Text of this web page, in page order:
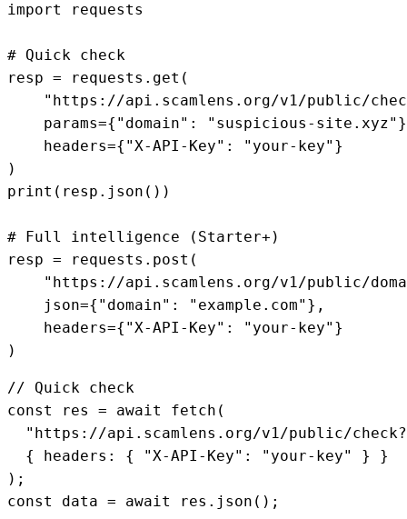
import requests
# Quick check
resp = requests.get(
"https://api.scamlens.org/v1/public/
    params={
"domain" : "suspicious-site.xyz"
    headers={
"X-API-Key" : "your-key" }
print (resp.json())
# Full intelligence (Starter+)
resp = requests.post(
"https://api.scamlens.org/v1/public/
    json={
"domain" : "example.com" },
    headers={
"X-API-Key" : "your-key" }
)
// Quick check
const
res = await
fetch(
"https://api.scamlens.org/v1/public/
  { headers: {
"X-API-Key" : "your-key"
} }
const
data = await res.json();